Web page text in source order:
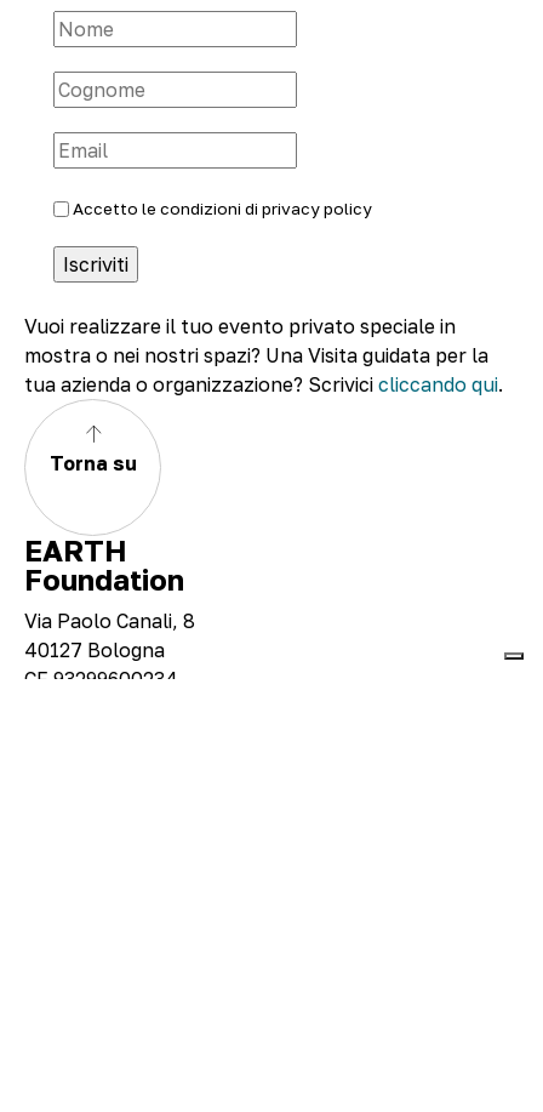
Accetto le condizioni di privacy policy
Vuoi realizzare il tuo evento privato speciale in
mostra o nei nostri spazi? Una Visita guidata per la
tua azienda o organizzazione? Scrivici cliccando qui.
Torna su
EARTH
Foundation
Via Paolo Canali, 8
40127 Bologna
CF 93299600234